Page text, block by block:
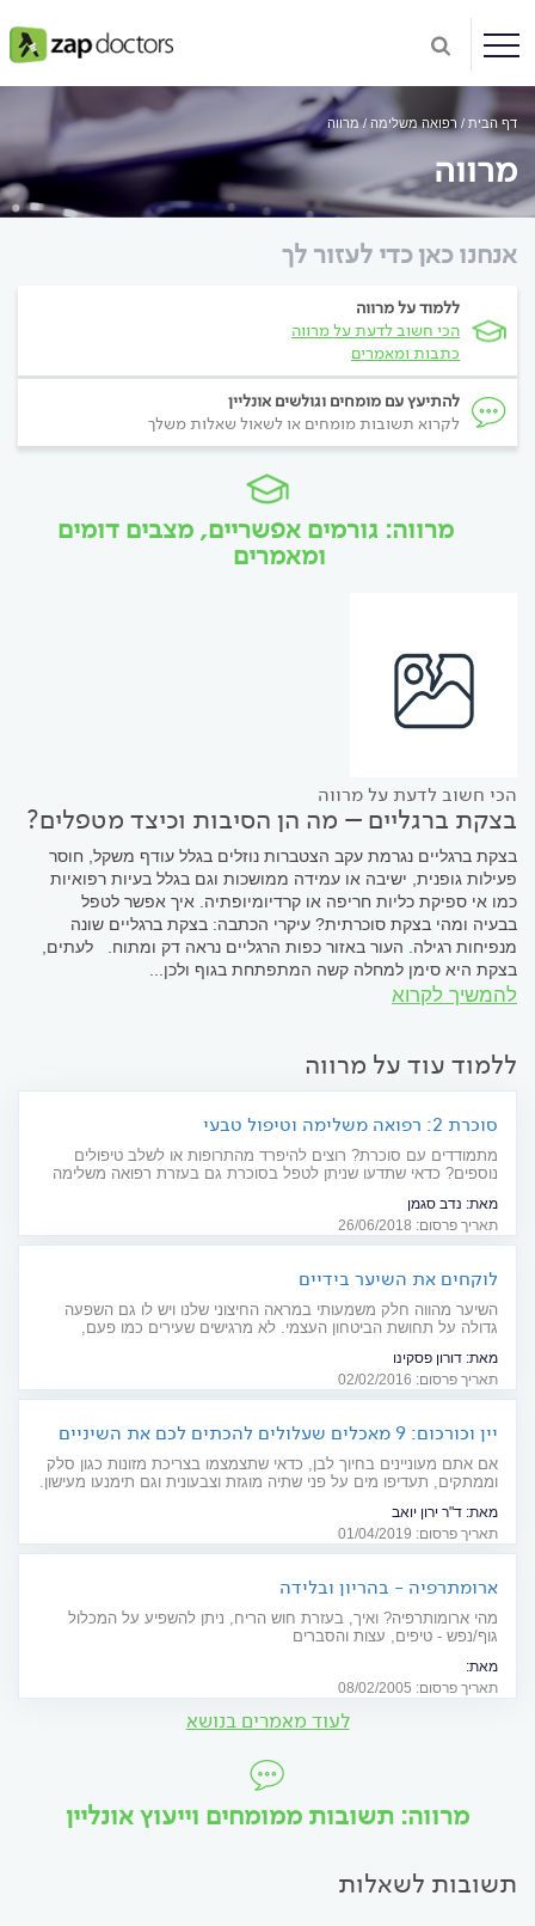
דף הבית רפואה משלימה מרווה
מרווה
אנחנו כאן כדי לעזור לך
ללמוד על מרווה
הכי חשוב לדעת על מרווה
כתבות ומאמרים
להתיעץ עם מומחים וגולשים אונליין
לקרוא תשובות מומחים או לשאול שאלות משלך
מרווה: גורמים אפשריים, מצבים דומים
ומאמרים
הכי חשוב לדעת על מרווה
בצקת ברגליים – מה הן הסיבות וכיצד מטפלים?
בצקת ברגליים נגרמת עקב הצטברות נוזלים בגלל עודף משקל, חוסר
פעילות גופנית, ישיבה או עמידה ממושכות וגם בגלל בעיות רפואיות
כמו אי ספיקת כליות חריפה או קרדיומיופתיה. איך אפשר לטפל
בבעיה ומהי בצקת סוכרתית? עיקרי הכתבה: בצקת ברגליים שונה
מנפיחות רגילה. העור באזור כפות הרגליים נראה דק ומתוח. לעתים,
בצקת היא סימן למחלה קשה המתפתחת בגוף ולכן...
להמשיך לקרוא
ללמוד עוד על מרווה
סוכרת 2: רפואה משלימה וטיפול טבעי
מתמודדים עם סוכרת? רוצים להיפרד מהתרופות או לשלב טיפולים
נוספים? כדאי שתדעו שניתן לטפל בסוכרת גם בעזרת רפואה משלימה
מאת: נדב סגמן
תאריך פרסום: 26/06/2018
לוקחים את השיער בידיים
השיער מהווה חלק משמעותי במראה החיצוני שלנו ויש לו גם השפעה
גדולה על תחושת הביטחון העצמי. לא מרגישים שעירים כמו פעם,
מאת: דורון פסקינו
תאריך פרסום: 02/02/2016
יין וכורכום: 9 מאכלים שעלולים להכתים לכם את השיניים
אם אתם מעוניינים בחיוך לבן, כדאי שתצמצמו בצריכת מזונות כגון סלק
וממתקים, תעדיפו מים על פני שתיה מוגזת וצבעונית וגם תימנעו מעישון.
מכל: מבלי לפגוע בבריאות השן
מאת: ד"ר ירון יואב
תאריך פרסום: 01/04/2019
ארומתרפיה - בהריון ובלידה
מהי ארומותרפיה? ואיך, בעזרת חוש הריח, ניתן להשפיע על המכלול
גוף/נפש - טיפים, עצות והסברים
מאת:
אור פינקיס - מטפלת במגע ובשיחה בנשים לקראת הריון, בהריון ואחרי לידה,
תאריך פרסום: 08/02/2005
לעוד מאמרים בנושא
מרווה: תשובות ממומחים וייעוץ אונליין
תשובות לשאלות